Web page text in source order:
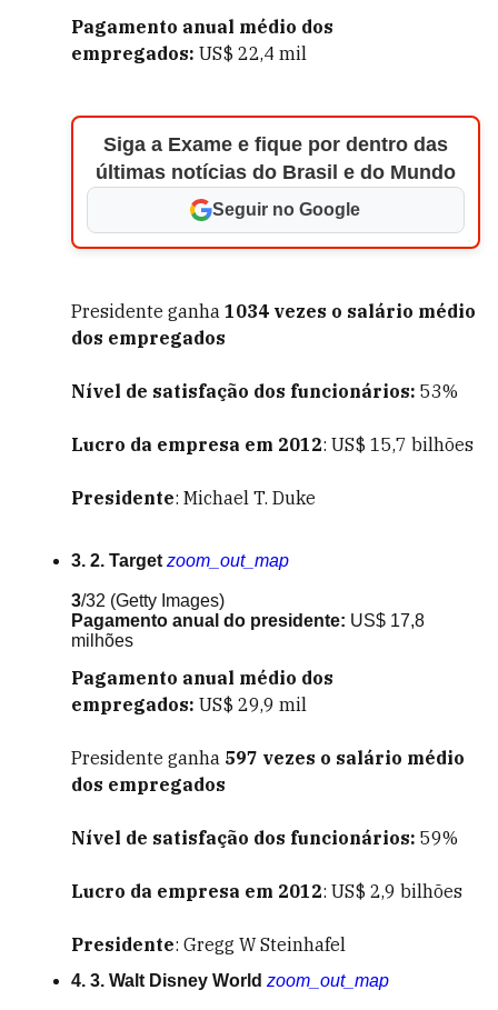
Pagamento anual médio dos
empregados: US$ 22,4 mil
Siga a Exame e fique por dentro das
últimas notícias do Brasil e do Mundo
Seguir no Google
Presidente ganha 1034 vezes o salário médio
dos empregados
Nível de satisfação dos funcionários: 53%
Lucro da empresa em 2012: US$ 15,7 bilhões
Presidente: Michael T. Duke
3. 2. Target zoom_out_map
3/32 (Getty Images)
Pagamento anual do presidente: US$ 17,8
milhões
Pagamento anual médio dos
empregados: US$ 29,9 mil
Presidente ganha 597 vezes o salário médio
dos empregados
Nível de satisfação dos funcionários: 59%
Lucro da empresa em 2012: US$ 2,9 bilhões
Presidente: Gregg W Steinhafel
4. 3. Walt Disney World zoom_out_map